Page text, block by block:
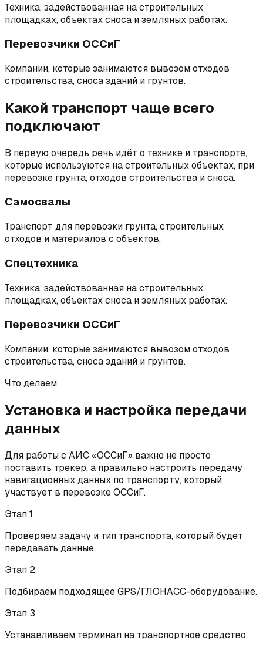
Техника, задействованная на строительных
площадках, объектах сноса и земляных работах.
Перевозчики ОССиГ
Компании, которые занимаются вывозом отходов
строительства, сноса зданий и грунтов.
Какой транспорт чаще всего
подключают
В первую очередь речь идёт о технике и транспорте,
которые используются на строительных объектах, при
перевозке грунта, отходов строительства и сноса.
Самосвалы
Транспорт для перевозки грунта, строительных
отходов и материалов с объектов.
Спецтехника
Техника, задействованная на строительных
площадках, объектах сноса и земляных работах.
Перевозчики ОССиГ
Компании, которые занимаются вывозом отходов
строительства, сноса зданий и грунтов.
Что делаем
Установка и настройка передачи
данных
Для работы с АИС «ОССиГ» важно не просто
поставить трекер, а правильно настроить передачу
навигационных данных по транспорту, который
участвует в перевозке ОССиГ.
Этап1
Проверяем задачу и тип транспорта, который будет
передавать данные.
Этап 2
Подбираем подходящее GPS/ГЛОНАСС-оборудование.
Этап 3
Устанавливаем терминал на транспортное средство.